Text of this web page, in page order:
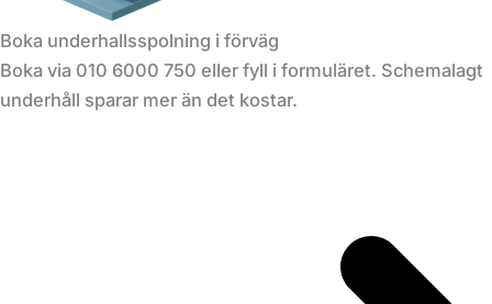
Boka underhallsspolning i förväg
Boka via 010 6000 750 eller fyll i formuläret. Schemalagt
underhåll sparar mer än det kostar.